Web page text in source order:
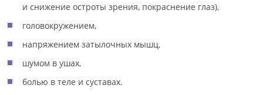
и снижение остроты зрения, покраснение глаз),
головокружением,
напряжением затылочных мышц,
шумом в ушах,
болью в теле и суставах.